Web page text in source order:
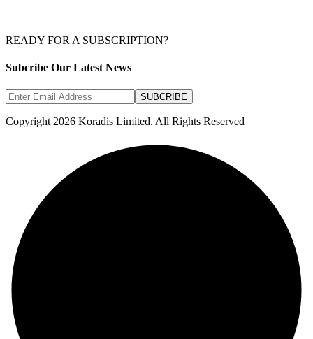
READY FOR A SUBSCRIPTION?
Subcribe Our Latest News
SUBCRIBE
Copyright 2026 Koradis Limited. All Rights Reserved